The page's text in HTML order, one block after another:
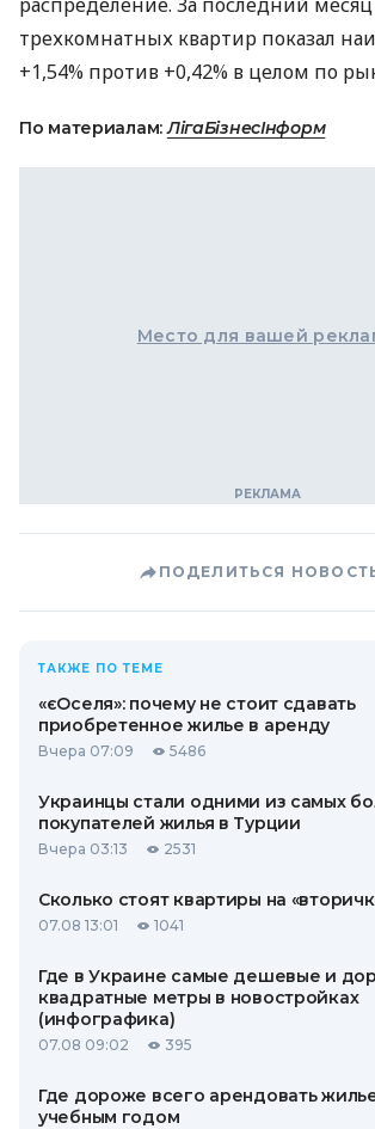
трехкомнатных квартир показал
+1,54% против +0,42% в целом по
По материалам:ЛігаБізнесІнформ
Место для вашей
ПОДЕЛИТЬСЯ
ТАКЖЕ ПО ТЕМЕ
«єОселя»: почему не стоит сдавать
приобретенное жилье в аренду
Вчера 07:09 5486
Украинцы стали одними из самых
покупателей жилья в Турции
Вчера 03:13 2531
Сколько стоят квартиры на
07.08 13:01 1041
Где в Украине самые дешевые и
квадратные метры в новостройках
(инфографика)
07.08 09:02 395
Где дороже всего арендовать
учебным годом